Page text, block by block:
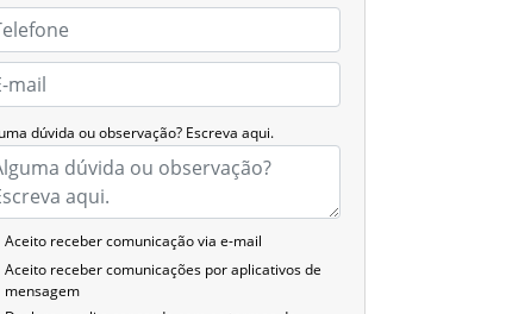
dúvida ou observação? Escreva aqui.
Aceito receber comunicação via e-mail
Aceito receber comunicações por aplicativos de
mensagem